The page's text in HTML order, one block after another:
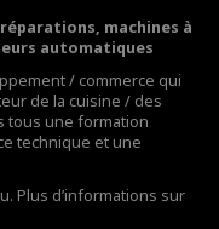
machines à
automatiques
/ commerce qui
de la cuisine / des
tous une formation
technique et une
Plus d’informations sur